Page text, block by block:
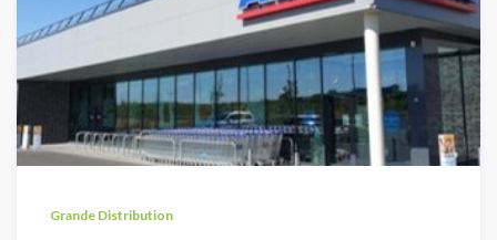
Grande Distribution